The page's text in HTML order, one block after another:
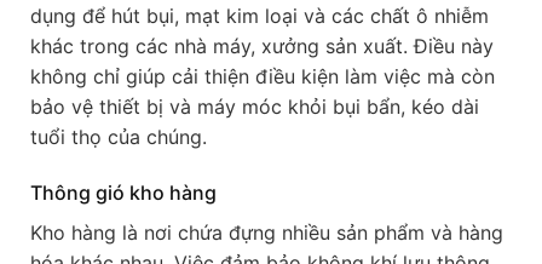
dụng để hút bụi, mạt kim loại và các chất ô nhiễm
khác trong các nhà máy, xưởng sản xuất. Điều này
không chỉ giúp cải thiện điều kiện làm việc mà còn
bảo vệ thiết bị và máy móc khỏi bụi bẩn, kéo dài
tuổi thọ của chúng.
Thông gió kho hàng
Kho hàng là nơi chứa đựng nhiều sản phẩm và hàng